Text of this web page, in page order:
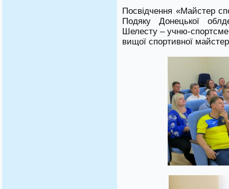
Посвідчення «Майстер
Подяку Донецької
Шелесту – учню-
вищої спортивної